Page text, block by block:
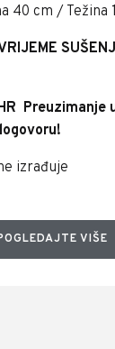
40 cm / Težina
Preuzimanje
izrađuje
VIŠE